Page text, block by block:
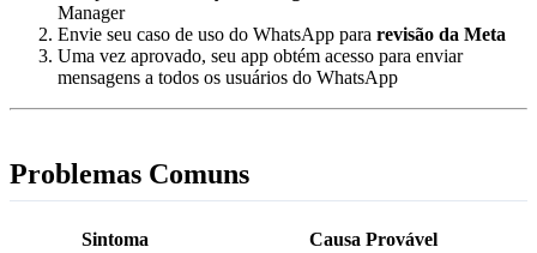
Manager
Envie seu caso de uso do WhatsApp para revisão da Meta
Uma vez aprovado, seu app obtém acesso para enviar
mensagens a todos os usuários do WhatsApp
Problemas Comuns
Sintoma
Causa Provável